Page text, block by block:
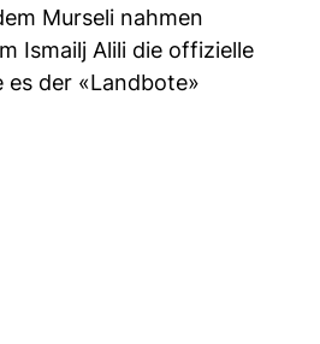
Murseli nahmen
Ismailj Alili die offizielle
es der «Landbote»